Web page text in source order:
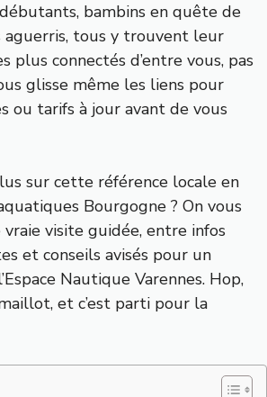
bambins en quête de
aguerris, tous y trouvent leur
plus connectés d’entre vous, pas
glisse même les liens pour
ou tarifs à jour avant de vous
sur cette référence locale en
Bourgogne ? On vous
visite guidée, entre infos
et conseils avisés pour un
Nautique Varennes. Hop,
et c’est parti pour la